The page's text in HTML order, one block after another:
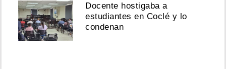
Docente hostigaba a
estudiantes en Coclé y lo
condenan